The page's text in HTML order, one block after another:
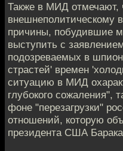
Также в МИД отмечают,
внешнеполитическому
причины, побудившие
выступить с
подозреваемых в
страстей' времен
ситуацию в МИД
глубокого сожаления",
фоне "перезагрузки"
отношений, которую
президента США